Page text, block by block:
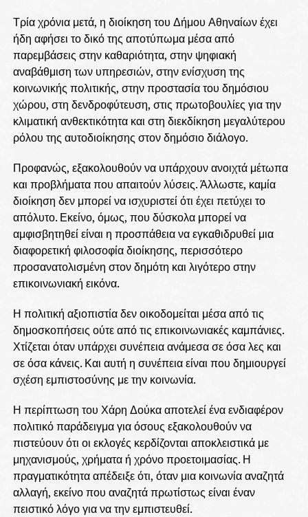
Τρία χρόνια μετά, η διοίκηση του Δήμου Αθηναίων έχει
ήδη αφήσει το δικό της αποτύπωμα μέσα από
παρεμβάσεις στην καθαριότητα, στην ψηφιακή
αναβάθμιση των υπηρεσιών, στην ενίσχυση της
κοινωνικής πολιτικής, στην προστασία του δημόσιου
χώρου, στη δενδροφύτευση, στις πρωτοβουλίες για την
κλιματική ανθεκτικότητα και στη διεκδίκηση μεγαλύτερου
ρόλου της αυτοδιοίκησης στον δημόσιο διάλογο.
Προφανώς, εξακολουθούν να υπάρχουν ανοιχτά μέτωπα
και προβλήματα που απαιτούν λύσεις. Άλλωστε, καμία
διοίκηση δεν μπορεί να ισχυριστεί ότι έχει πετύχει το
απόλυτο. Εκείνο, όμως, που δύσκολα μπορεί να
αμφισβητηθεί είναι η προσπάθεια να εγκαθιδρυθεί μια
διαφορετική φιλοσοφία διοίκησης, περισσότερο
προσανατολισμένη στον δημότη και λιγότερο στην
επικοινωνιακή εικόνα.
Η πολιτική αξιοπιστία δεν οικοδομείται μέσα από τις
δημοσκοπήσεις ούτε από τις επικοινωνιακές καμπάνιες.
Χτίζεται όταν υπάρχει συνέπεια ανάμεσα σε όσα λες και
σε όσα κάνεις. Και αυτή η συνέπεια είναι που δημιουργεί
σχέση εμπιστοσύνης με την κοινωνία.
Η περίπτωση του Χάρη Δούκα αποτελεί ένα ενδιαφέρον
πολιτικό παράδειγμα για όσους εξακολουθούν να
πιστεύουν ότι οι εκλογές κερδίζονται αποκλειστικά με
μηχανισμούς, χρήματα ή χρόνο προετοιμασίας. Η
πραγματικότητα απέδειξε ότι, όταν μια κοινωνία αναζητά
αλλαγή, εκείνο που αναζητά πρωτίστως είναι έναν
πειστικό λόγο για να την εμπιστευθεί.